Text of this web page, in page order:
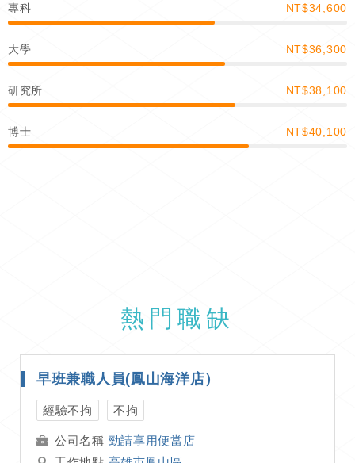
專科 NT$34,600
大學 NT$36,300
研究所 NT$38,100
博士 NT$40,100
熱門職缺
早班兼職人員(鳳山海洋店）
經驗不拘 不拘
勁請享用便當店